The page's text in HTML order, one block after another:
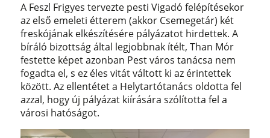
A Feszl Frigyes tervezte pesti Vigadó felépítésekor
az első emeleti étterem (akkor Csemegetár) két
freskójának elkészítésére pályázatot hirdettek. A
bíráló bizottság által legjobbnak ítélt, Than Mór
festette képet azonban Pest város tanácsa nem
fogadta el, s ez éles vitát váltott ki az érintettek
között. Az ellentétet a Helytartótanács oldotta fel
azzal, hogy új pályázat kiírására szólította fel a
városi hatóságot.